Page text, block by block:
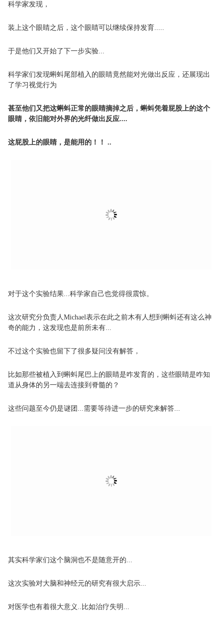
科学家发现，
装上这个眼睛之后，这个眼睛可以继续保持发育.....
于是他们又开始了下一步实验...
科学家们发现蝌蚪尾部植入的眼睛竟然能对光做出反应，还展现出
了学习视觉行为
甚至他们又把这蝌蚪正常的眼睛摘掉之后，蝌蚪凭着屁股上的这个
眼睛，依旧能对外界的光纤做出反应....
这屁股上的眼睛，是能用的！！ ..
对于这个实验结果...科学家自己也觉得很震惊。
这次研究分负责人Michael表示在此之前木有人想到蝌蚪还有这么神
奇的能力，这发现也是前所未有...
不过这个实验也留下了很多疑问没有解答，
比如那些被植入到蝌蚪尾巴上的眼睛是咋发育的，这些眼睛是咋知
道从身体的另一端去连接到脊髓的？
这些问题至今仍是谜团...需要等待进一步的研究来解答...
其实科学家们这个脑洞也不是随意开的...
这次实验对大脑和神经元的研究有很大启示...
对医学也有着很大意义..比如治疗失明...